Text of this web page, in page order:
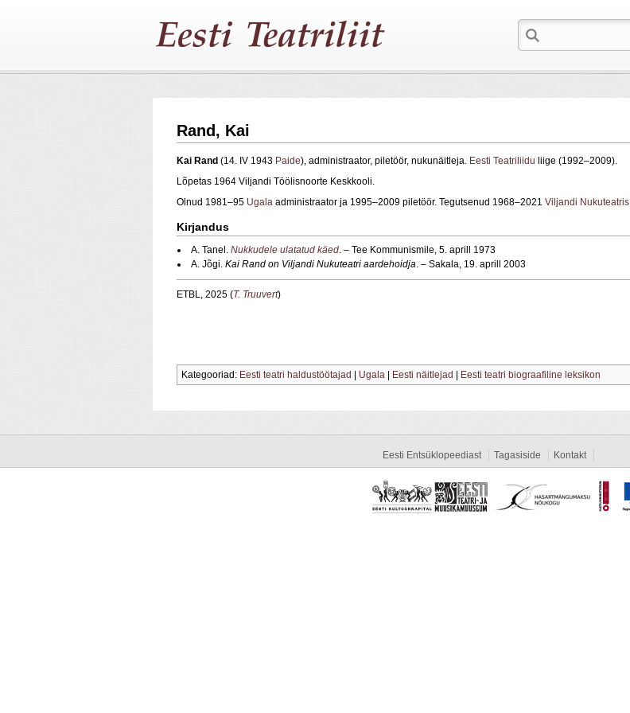
Rand, Kai
Kai Rand (14. IV 1943 Paide), administraator, piletöör, nukunäitleja. Eesti Teatriliidu liige (1992–2009).
Lõpetas 1964 Viljandi Töölisnoorte Keskkooli.
Olnud 1981–95 Ugala administraator ja 1995–2009 piletöör. Tegutsenud 1968–2021 Viljandi Nukuteatris
Kirjandus
A. Tanel. Nukkudele ulatatud käed. – Tee Kommunismile, 5. aprill 1973
A. Jõgi. Kai Rand on Viljandi Nukuteatri aardehoidja. – Sakala, 19. aprill 2003
ETBL, 2025 (T. Truuvert)
Kategooriad: Eesti teatri haldustöötajad Ugala Eesti näitlejad Eesti teatri biograafiline leksikon
Eesti Entsüklopeediast Tagasiside Kontakt